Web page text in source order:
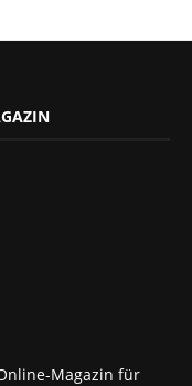
Magazin für